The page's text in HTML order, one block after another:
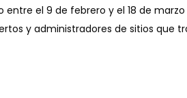
entre el 9 de febrero y el 18 de
y administradores de sitios que